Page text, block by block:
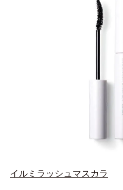
イルミラッシュマスカラ